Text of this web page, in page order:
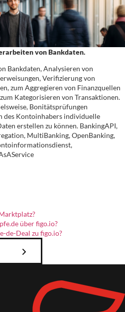
von Bankdaten.
Bankdaten, Analysieren von
Verifizierung von
zum Aggregieren von Finanzquellen
Kategorisieren von Transaktionen.
Bonitätsprüfungen
des Kontoinhabers individuelle
erstellen zu können. BankingAPI,
MultiBanking, OpenBanking,
über figo.io?
de-Deal zu figo.io?